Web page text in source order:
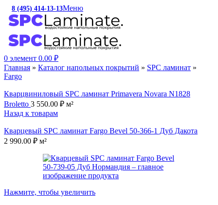
8 (495) 414-13-13Меню
0 элемент 0.00 ₽
Главная » Каталог напольных покрытий » SPC ламинат »
Fargo
Кварцвиниловый SPC ламинат Primavera Novara N1828
Broletto 3 550.00 ₽ м²
Назад к товарам
Кварцевый SPC ламинат Fargo Bevel 50-366-1 Дуб Дакота
2 990.00 ₽ м²
Нажмите, чтобы увеличить